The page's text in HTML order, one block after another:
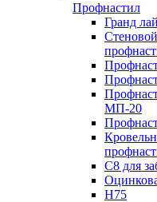
Профнастил
Гранд
Стеновой
МП-20
С8 для
Н75